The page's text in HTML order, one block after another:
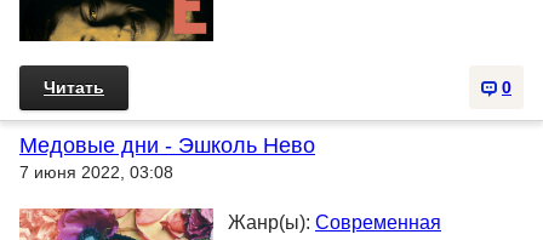
0
Читать
Медовые дни - Эшколь Нево
7 июня 2022, 03:08
Жанр(ы): Современная